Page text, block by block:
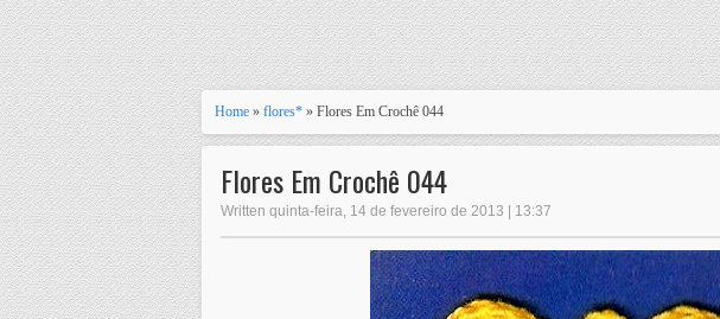
Home » flores* » Flores Em Crochê 044
Flores Em Crochê 044
Written quinta-feira, 14 de fevereiro de 2013 | 13:37